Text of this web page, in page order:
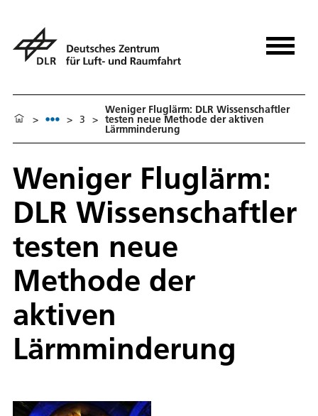
> > 3 >
Weniger Fluglärm: DLR Wissenschaftler
testen neue Methode der aktiven
Lärmminderung
Weniger Fluglärm:
DLR Wissenschaftler
testen neue
Methode der
aktiven
Lärmminderung